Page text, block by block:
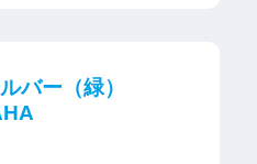
バー（緑）